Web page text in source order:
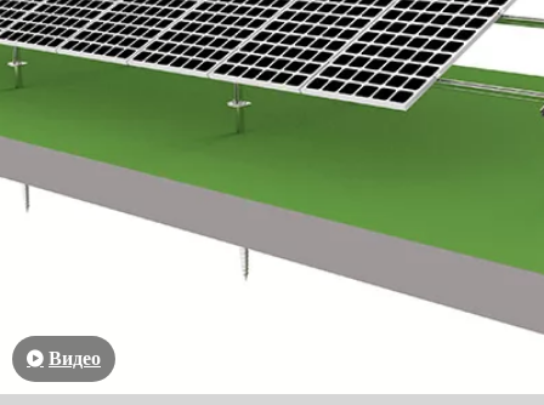
Видео